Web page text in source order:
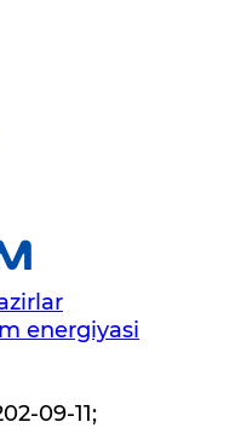
energiyasi
09-11;